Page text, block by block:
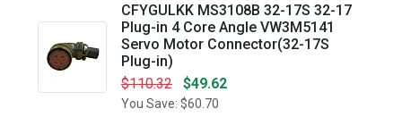
CFYGULKK MS3108B 32-17S 32-17
Plug-in 4 Core Angle VW3M5141
Servo Motor Connector(32-17S
Plug-in)
$110.32
$49.62
You Save: $60.70